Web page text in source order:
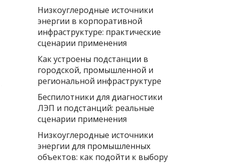
Низкоуглеродные источники
энергии в корпоративной
инфраструктуре: практические
сценарии применения
Как устроены подстанции в
городской, промышленной и
региональной инфраструктуре
Беспилотники для диагностики
ЛЭП и подстанций: реальные
сценарии применения
Низкоуглеродные источники
энергии для промышленных
объектов: как подойти к выбору